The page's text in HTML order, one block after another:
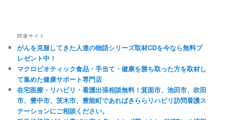
関連サイト
がんを克服してきた人達の物語シリーズ取材CDを今なら無料プ
レゼント中！
マクロビオティック食品・手当て・健康を勝ち取った方を取材し
て集めた健康サポート専門店
在宅医療・リハビリ・看護出張相談無料！箕面市、池田市、吹田
市、豊中市、茨木市、豊能町であればきららリハビリ訪問看護ス
テーションにご相談ください。